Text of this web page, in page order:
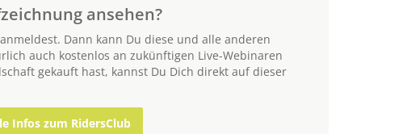
ansehen?
Dann kann Du diese und alle anderen
auch kostenlos an zukünftigen Live-Webinaren
gekauft hast, kannst Du Dich direkt auf dieser
Infos zum RidersClub